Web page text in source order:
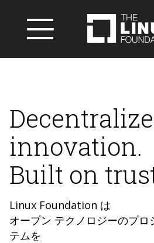
innovation.
Built on
Linux Foundation は
オープン テクノロジーのプロ
テムを